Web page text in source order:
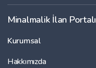
Minalmalik İlan Portalı
Kurumsal
Hakkımızda